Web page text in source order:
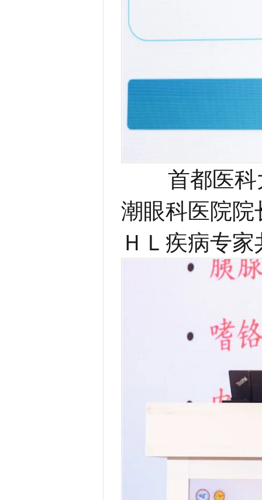
首都医科
潮眼科医院
ＨＬ疾病专